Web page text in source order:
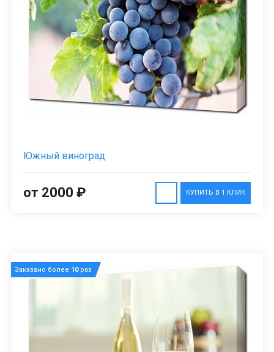
Южный виноград
КУПИТЬ В 1 КЛИК
от 2000 ₽
Заказано более 10раз